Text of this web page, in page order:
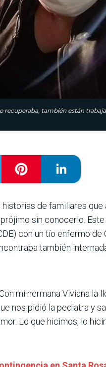
recuperaba, también están
de familiares
sin conocerlo.
con un tío enfermo
también
mi hermana Viviana
nos pidió la pediatra y
Lo que hicimos, lo